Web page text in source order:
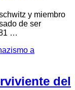
y miembro
de ser
…
del